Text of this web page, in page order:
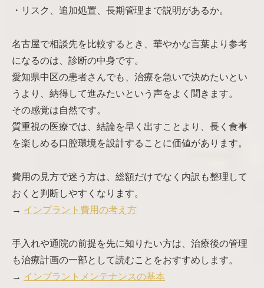
・リスク、追加処置、長期管理まで説明があるか。
名古屋で相談先を比較するとき、華やかな言葉より参考
になるのは、診断の中身です。
愛知県中区の患者さんでも、治療を急いで決めたいとい
うより、納得して進みたいという声をよく聞きます。
その感覚は自然です。
質重視の医療では、結論を早く出すことより、長く食事
を楽しめる口腔環境を設計することに価値があります。
費用の見方で迷う方は、総額だけでなく内訳も整理して
おくと判断しやすくなります。
→ インプラント費用の考え方
手入れや通院の前提を先に知りたい方は、治療後の管理
も治療計画の一部として読むことをおすすめします。
→ インプラントメンテナンスの基本